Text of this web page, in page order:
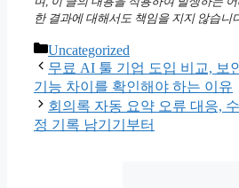
한 결과에 대해서도 책임을 지지 않습니
카
테
고
리
Uncategorized
무료 AI 툴 기업 도입 비교, 보
기능 차이를 확인해야 하는 이유
회의록 자동 요약 오류 대응, 수
정 기록 남기기부터